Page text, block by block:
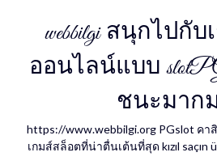
webbilgi สนุกไปกั
ออนไลน์แบบ
ชนะมาก
https://www.webbilgi.org PGslot ค
เกมส์สล็อตที่น่าตื่นเต้นที่สุด kızıl saçın